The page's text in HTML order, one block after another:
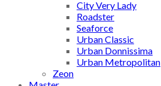
City Very Lady
Roadster
Seaforce
Urban Classic
Urban Donnissima
Urban Metropolitan
Zeon